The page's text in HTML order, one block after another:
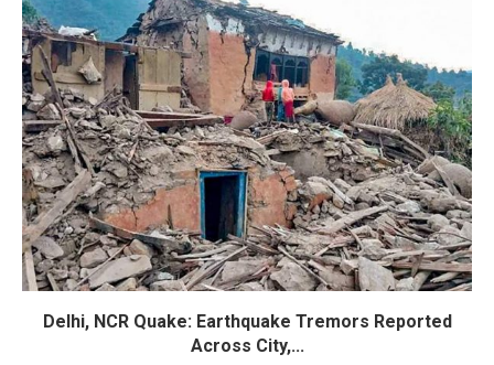
Delhi, NCR Quake: Earthquake Tremors Reported
Across City,...